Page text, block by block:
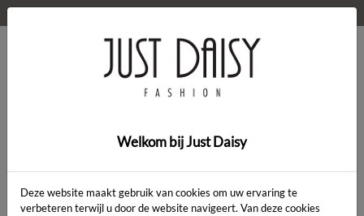
JasWelkom bij Just Daisy
Deze website maakt gebruik van cookies om uw ervaring te
verbeteren terwijl u door de website navigeert. Van deze cookies